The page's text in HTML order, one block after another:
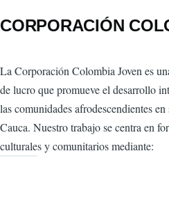
CORPORACIÓN
La Corporación Colombia Joven es
de lucro que promueve el desarrollo
las comunidades afrodescendientes
Cauca. Nuestro trabajo se centra en
culturales y comunitarios mediante: